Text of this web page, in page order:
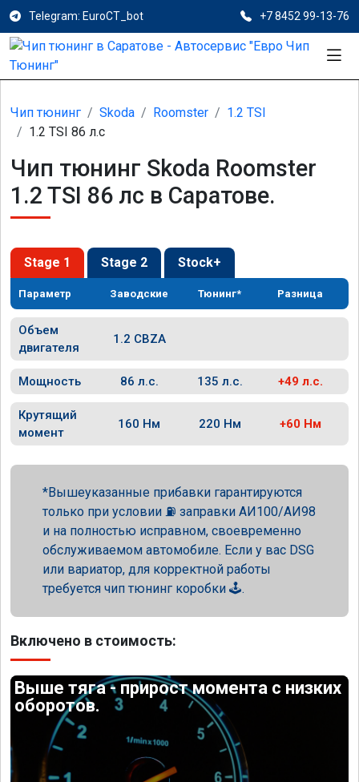
Telegram: EuroCT_bot +7 8452 99-13-76
Чип тюнинг Skoda Roomster
1.2 TSI
1.2 TSI 86 л.с
Чип тюнинг Skoda Roomster
1.2 TSI 86 лс в Саратове.
Stage 1 Stage 2 Stock+
Параметр Заводские Тюнинг* Разница
Объем
двигателя
1.2 CBZA
Мощность 86 л.с. 135 л.с. +49 л.с.
Крутящий
момент
160 Нм 220 Нм +60 Нм
Вышеуказанные прибавки гарантируются
только при условии ⛽ заправки АИ100/АИ98
и на полностью исправном, своевременно
обслуживаемом автомобиле. Если у вас DSG
или вариатор, для корректной работы
требуется чип тюнинг коробки 🕹️.
Включено в стоимость:
Выше тяга - прирост момента с низких
оборотов.